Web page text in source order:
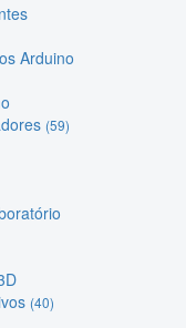
Arduino
(59)
(40)